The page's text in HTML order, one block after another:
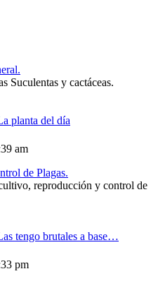
Suculentas y cactáceas.
planta del día
am
de Plagas.
reproducción y control de
tengo brutales a base…
pm